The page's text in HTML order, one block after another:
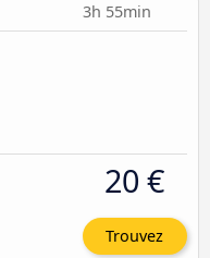
3h 55min
20 €
Trouvez